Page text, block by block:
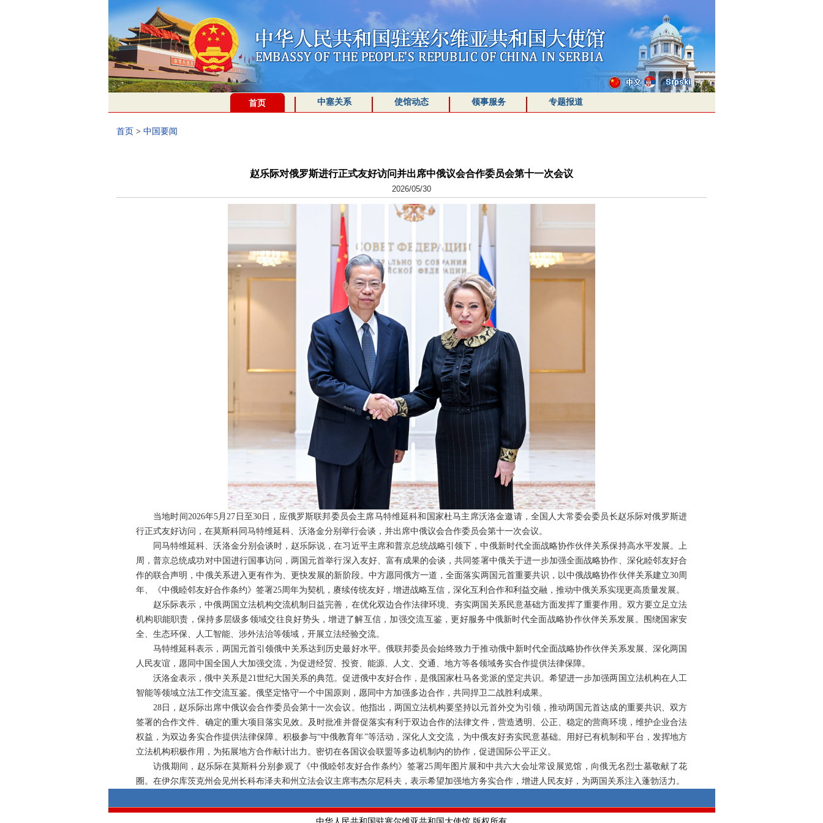
首页 中塞关系 使馆动态 领事服务 专题报道
首页 > 中国要闻
赵乐际对俄罗斯进行正式友好访问并出席中俄议会合作委员会第十一次会议
2026/05/30
当地时间2026年5月27日至30日，应俄罗斯联邦委员会主席马特维延科和国家杜马主席沃洛金邀请，全国人大常委会委员长赵乐际对俄罗斯进
行正式友好访问，在莫斯科同马特维延科、沃洛金分别举行会谈，并出席中俄议会合作委员会第十一次会议。
同马特维延科、沃洛金分别会谈时，赵乐际说，在习近平主席和普京总统战略引领下，中俄新时代全面战略协作伙伴关系保持高水平发展。上
周，普京总统成功对中国进行国事访问，两国元首举行深入友好、富有成果的会谈，共同签署中俄关于进一步加强全面战略协作、深化睦邻友好合
作的联合声明，中俄关系进入更有作为、更快发展的新阶段。中方愿同俄方一道，全面落实两国元首重要共识，以中俄战略协作伙伴关系建立30周
年、《中俄睦邻友好合作条约》签署25周年为契机，赓续传统友好，增进战略互信，深化互利合作和利益交融，推动中俄关系实现更高质量发展。
赵乐际表示，中俄两国立法机构交流机制日益完善，在优化双边合作法律环境、夯实两国关系民意基础方面发挥了重要作用。双方要立足立法
机构职能职责，保持多层级多领域交往良好势头，增进了解互信，加强交流互鉴，更好服务中俄新时代全面战略协作伙伴关系发展。围绕国家安
全、生态环保、人工智能、涉外法治等领域，开展立法经验交流。
马特维延科表示，两国元首引领俄中关系达到历史最好水平。俄联邦委员会始终致力于推动俄中新时代全面战略协作伙伴关系发展、深化两国
人民友谊，愿同中国全国人大加强交流，为促进经贸、投资、能源、人文、交通、地方等各领域务实合作提供法律保障。
沃洛金表示，俄中关系是21世纪大国关系的典范。促进俄中友好合作，是俄国家杜马各党派的坚定共识。希望进一步加强两国立法机构在人工
智能等领域立法工作交流互鉴。俄坚定恪守一个中国原则，愿同中方加强多边合作，共同捍卫二战胜利成果。
28日，赵乐际出席中俄议会合作委员会第十一次会议。他指出，两国立法机构要坚持以元首外交为引领，推动两国元首达成的重要共识、双方
签署的合作文件、确定的重大项目落实见效。及时批准并督促落实有利于双边合作的法律文件，营造透明、公正、稳定的营商环境，维护企业合法
权益，为双边务实合作提供法律保障。积极参与“中俄教育年”等活动，深化人文交流，为中俄友好夯实民意基础。用好已有机制和平台，发挥地方
立法机构积极作用，为拓展地方合作献计出力。密切在各国议会联盟等多边机制内的协作，促进国际公平正义。
访俄期间，赵乐际在莫斯科分别参观了《中俄睦邻友好合作条约》签署25周年图片展和中共六大会址常设展览馆，向俄无名烈士墓敬献了花
圈。在伊尔库茨克州会见州长科布泽夫和州立法会议主席韦杰尔尼科夫，表示希望加强地方务实合作，增进人民友好，为两国关系注入蓬勃活力。